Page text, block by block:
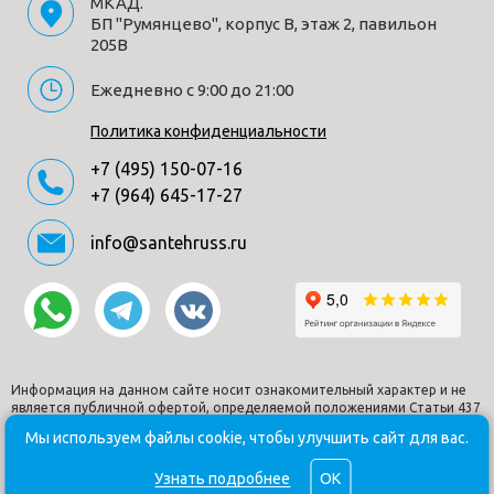
БП "Румянцево", корпус В, этаж 2, павильон
205В
Ежедневно с 9:00 до 21:00
Политика конфиденциальности
+7 (495) 150-07-16
+7 (964) 645-17-27
info@santehruss.ru
Информация на данном сайте носит ознакомительный характер и не
является публичной офертой, определяемой положениями Статьи 437
© Santehruss.ru 2018-2026. Все права защищены. Все торговые
марки принадлежат их владельцам.
Мы используем файлы cookie, чтобы улучшить сайт для вас.
Узнать подробнее OK